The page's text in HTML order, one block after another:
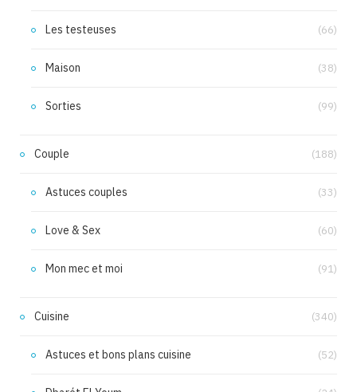
Les testeuses (66)
Maison (38)
Sorties (99)
Couple (188)
Astuces couples (33)
Love & Sex (60)
Mon mec et moi (91)
Cuisine (340)
Astuces et bons plans cuisine (52)